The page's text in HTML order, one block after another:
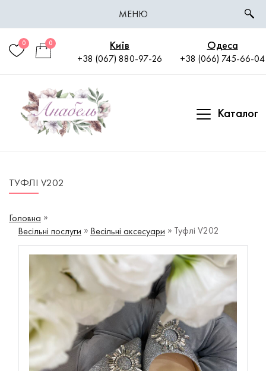
МЕНЮ
Київ
+38 (067) 880-97-26
Одеса
+38 (066) 745-66-04
0 0
Каталог
ТУФЛІ V202
Головна
Весільні послуги
Весільні аксесуари Туфлі V202